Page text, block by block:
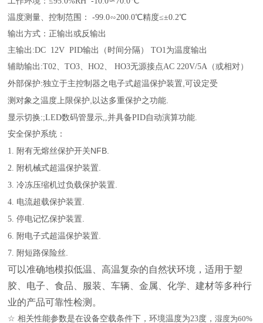
温度测量、控制范围： -99.0∽200.0℃精度≤±0.2℃
输出方式：正输出或反输出
主输出:DC 12V PID输出（时间分隔） TO1为温度输出
辅助输出:T02、TO3、HO2、 HO3无源接点AC 220V/5A（或相对）
外部保护:独立于主控制器之电子式超温保护装置 ,可设定受
测对象之温度上限保护 以达多重保护之功能
显示切换:;LED数码管显示,,并具备PID自动演算功能.
安全保护系统：
1. 附有无熔丝保护开关NFB.
2. 附机械式超温保护装置
3.冷冻压缩机过负载保护装置
4. 电流超载保护装置
5.停电记忆保护装置
6. 附电子式超温保护装置
7. 附短路保险丝
可以准确地模拟低温、高温复杂的自然状环境，适用于塑
胶、电子、食品、服装、车辆、金属、化学、建材等多种行
业的产品可靠性检测。
☆ 相关性能参数是在设备空载条件下，环境温度为23度，湿度为60%